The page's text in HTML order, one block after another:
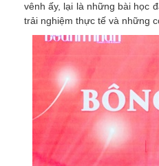
vênh ấy, lại là những bài học
trải nghiệm thực tế và những